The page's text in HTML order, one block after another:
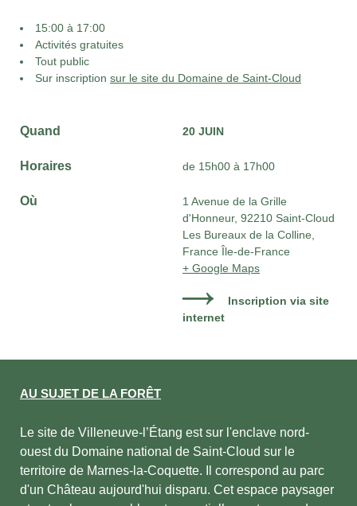
15:00 à 17:00
Activités gratuites
Tout public
Sur inscription sur le site du Domaine de Saint-Cloud
Quand 20 JUIN
Horaires de 15h00 à 17h00
Où
1 Avenue de la Grille
d'Honneur, 92210 Saint-Cloud
Les Bureaux de la Colline,
France Île-de-France
+ Google Maps
Inscription via site
internet
AU SUJET DE LA FORÊT
Le site de Villeneuve-l’Étang est sur l'enclave nord-
ouest du Domaine national de Saint-Cloud sur le
territoire de Marnes-la-Coquette. Il correspond au parc
d'un Château aujourd'hui disparu. Cet espace paysager